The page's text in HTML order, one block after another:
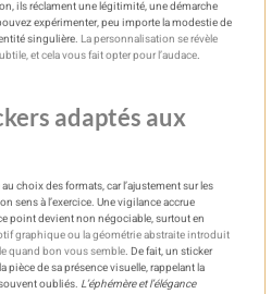
ils réclament une légitimité, une démarche
expérimenter, peu importe la modestie de
singulière. La personnalisation se révèle
et cela vous fait opter pour l’audace.
adaptés aux
choix des formats, car l’ajustement sur les
sens à l’exercice. Une vigilance accrue
point devient non négociable, surtout en
graphique ou la géométrie abstraite introduit
quand bon vous semble. De fait, un sticker
de sa présence visuelle, rappelant la
oubliés. L’éphémère et l’élégance